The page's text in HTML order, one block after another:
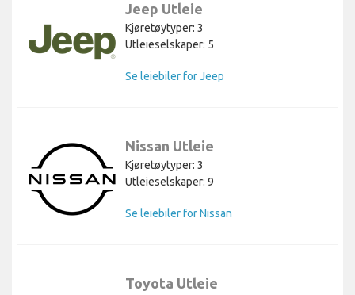
Jeep Utleie
Kjøretøytyper: 3
Utleieselskaper: 5
Se leiebiler for Jeep
Nissan Utleie
Kjøretøytyper: 3
Utleieselskaper: 9
Se leiebiler for Nissan
Toyota Utleie